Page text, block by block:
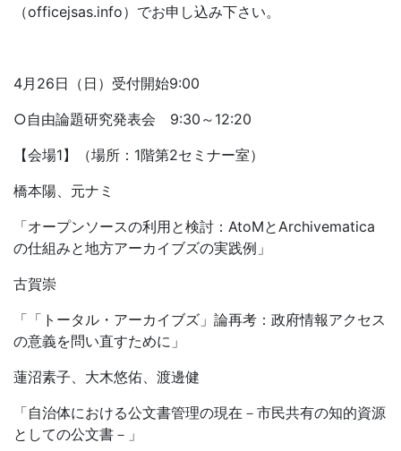
（officejsas.info）でお申し込み下さい。
4月26日（日）受付開始9:00
○自由論題研究発表会 9:30～12:20
【会場1】（場所：1階第2セミナー室）
橋本陽、元ナミ
「オープンソースの利用と検討：AtoMとArchivematica
の仕組みと地方アーカイブズの実践例」
古賀崇
「「トータル・アーカイブズ」論再考：政府情報アクセス
の意義を問い直すために」
蓮沼素子、大木悠佑、渡邊健
「自治体における公文書管理の現在－市民共有の知的資源
としての公文書－」